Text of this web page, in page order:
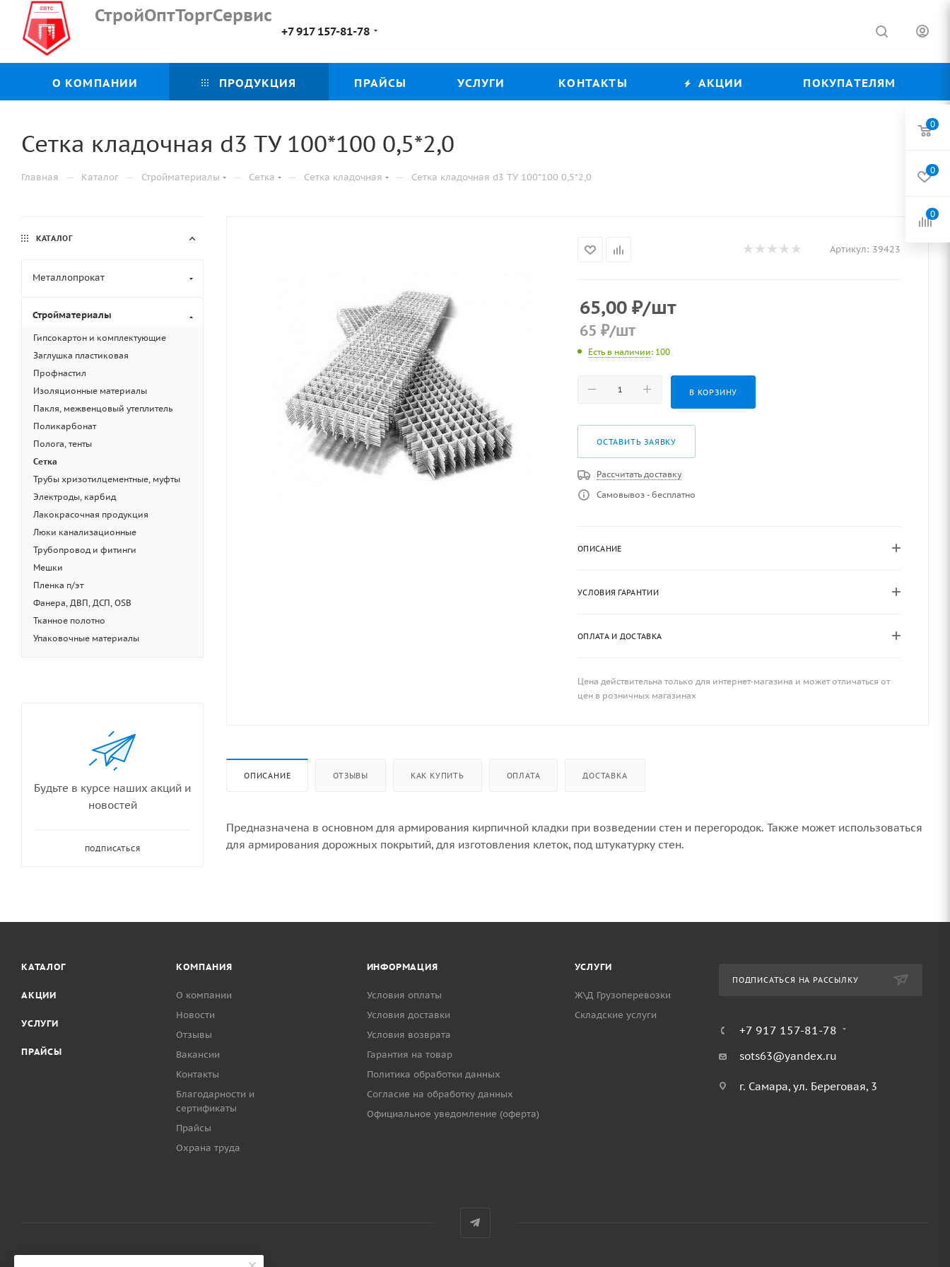
СтройОптТоргСервис
+7 917 157-81-78
О КОМПАНИИ ПРОДУКЦИЯ ПРАЙСЫ УСЛУГИ КОНТАКТЫ АКЦИИ ПОКУПАТЕЛЯМ
Сетка кладочная d3 ТУ 100*100 0,5*2,0
Главная — Каталог — Стройматериалы — Сетка — Сетка кладочная — Сетка кладочная d3 ТУ 100*100 0,5*2,0
Артикул: 39423
65,00 ₽/шт
65 ₽/шт
Есть в наличии: 100
В КОРЗИНУ
ОСТАВИТЬ ЗАЯВКУ
Рассчитать доставку
Самовывоз - бесплатно
ОПИСАНИЕ
УСЛОВИЯ ГАРАНТИИ
ОПЛАТА И ДОСТАВКА
Цена действительна только для интернет-магазина и может отличаться от
цен в розничных магазинах
ОПИСАНИЕ ОТЗЫВЫ КАК КУПИТЬ ОПЛАТА ДОСТАВКА
Предназначена в основном для армирования кирпичной кладки при возведении стен и перегородок. Также может использоваться
для армирования дорожных покрытий, для изготовления клеток, под штукатурку стен.
КАТАЛОГ
Металлопрокат
Стройматериалы
Гипсокартон и комплектующие
Заглушка пластиковая
Профнастил
Изоляционные материалы
Пакля, межвенцовый утеплитель
Поликарбонат
Полога, тенты
Сетка
Трубы хризотилцементные, муфты
Электроды, карбид
Лакокрасочная продукция
Люки канализационные
Трубопровод и фитинги
Мешки
Пленка п/эт
Фанера, ДВП, ДСП, OSB
Тканное полотно
Упаковочные материалы
Будьте в курсе наших акций и
новостей
ПОДПИСАТЬСЯ
КАТАЛОГ
АКЦИИ
УСЛУГИ
ПРАЙСЫ
КОМПАНИЯ
О компании
Новости
Отзывы
Вакансии
Контакты
Благодарности и
сертификаты
Прайсы
Охрана труда
ИНФОРМАЦИЯ
Условия оплаты
Условия доставки
Условия возврата
Гарантия на товар
Политика обработки данных
Согласие на обработку данных
Официальное уведомление (оферта)
УСЛУГИ
Ж\Д Грузоперевозки
Cкладские услуги
ПОДПИСАТЬСЯ НА РАССЫЛКУ
+7 917 157-81-78
sots63@yandex.ru
г. Самара, ул. Береговая, 3
0
0
0